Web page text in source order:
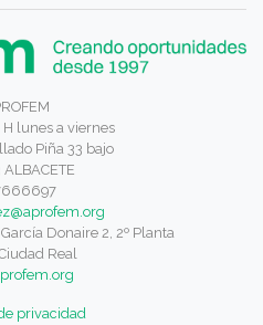
H lunes a viernes
Piña 33 bajo
Donaire 2, 2º Planta
Real
privacidad